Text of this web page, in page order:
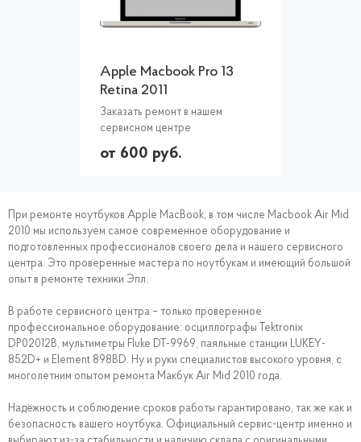
Apple Macbook Pro 13
Retina 2011
Заказать ремонт в нашем
сервисном центре
от 600 руб.
При ремонте ноутбуков Apple MacBook, в том числе Macbook Air Mid
2010 мы используем самое современное оборудование и
подготовленных профессионалов своего дела и нашего сервисного
центра. Это проверенные мастера по ноутбукам и имеющий большой
опыт в ремонте техники Эпл.
В работе сервисного центра – только проверенное
профессиональное оборудование: осциллографы Tektronix
DP02012B, мультиметры Fluke DT-9969, паяльные станции LUKEY-
852D+ и Element 898BD. Ну и руки специалистов высокого уровня, с
многолетним опытом ремонта Макбук Air Mid 2010 года.
Надёжность и соблюдение сроков работы гарантировано, так же как и
безопасность вашего ноутбука. Официальный сервис-центр именно и